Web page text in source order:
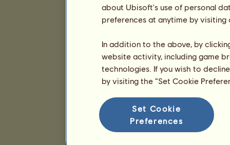
about Ubisoft's use of personal
preferences at anytime by
In addition to the above, by
website activity, including game
technologies. If you wish to
by visiting the “Set Cookie
Set Cookie
Preferences